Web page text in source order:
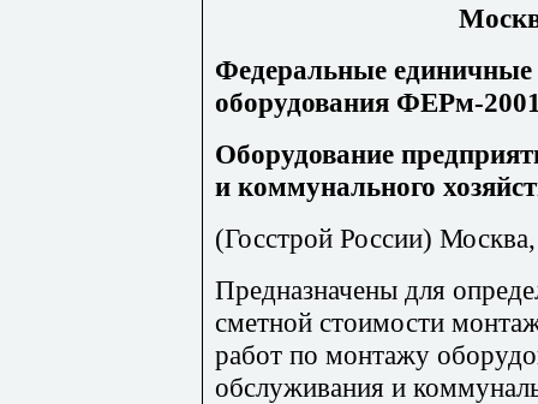
Федеральные
оборудования ФЕРм-
Оборудование
и коммунального
(Госстрой России)
Предназначены для
сметной стоимости
работ по монтажу
обслуживания и